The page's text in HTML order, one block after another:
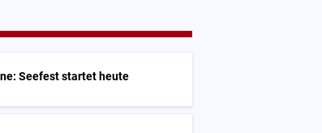
Seefest startet heute